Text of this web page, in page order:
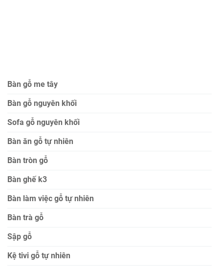
Bàn gỗ me tây
Bàn gỗ nguyên khối
Sofa gỗ nguyên khối
Bàn ăn gỗ tự nhiên
Bàn tròn gỗ
Bàn ghế k3
Bàn làm việc gỗ tự nhiên
Bàn trà gỗ
Sập gỗ
Kệ tivi gỗ tự nhiên